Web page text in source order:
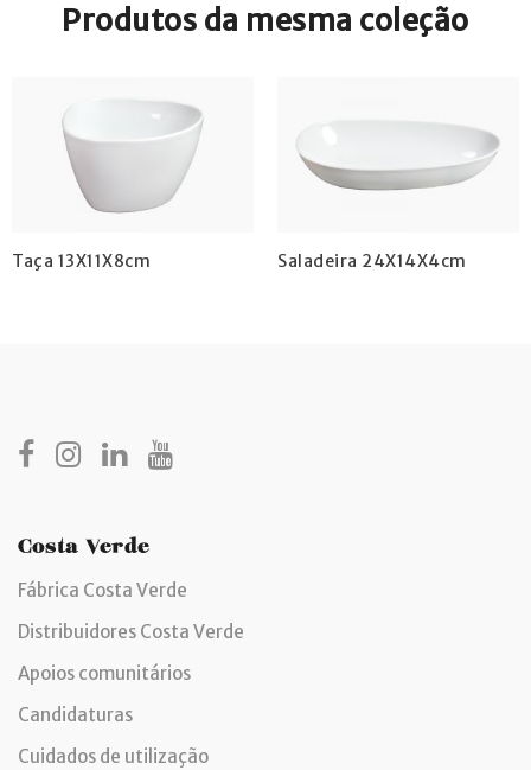
Produtos da mesma coleção
Taça 13X11X8cm Saladeira 24X14X4cm
Costa Verde
Fábrica Costa Verde
Distribuidores Costa Verde
Apoios comunitários
Candidaturas
Cuidados de utilização